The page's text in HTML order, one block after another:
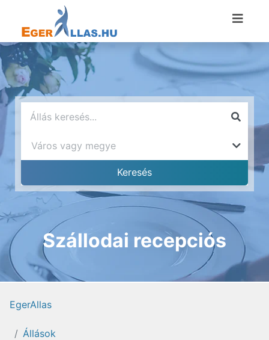
Szállodai recepciós
EgerAllas
Állások